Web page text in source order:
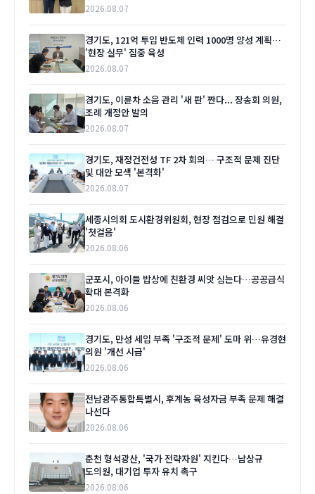
2026.08.07
경기도, 121억 투입 반도체 인력 1000명 양성 계획…
'현장 실무' 집중 육성
2026.08.07
경기도, 이륜차 소음 관리 '새 판' 짠다... 장송회 의원,
조례 개정안 발의
2026.08.07
경기도, 재정건전성 TF 2차 회의… 구조적 문제 진단
및 대안 모색 '본격화'
2026.08.07
세종시의회 도시환경위원회, 현장 점검으로 민원 해결
'첫걸음'
2026.08.06
군포시, 아이들 밥상에 친환경 씨앗 심는다…공공급식
확대 본격화
2026.08.06
경기도, 만성 세입 부족 '구조적 문제' 도마 위…유경현
의원 '개선 시급'
2026.08.06
전남광주통합특별시, 후계농 육성자금 부족 문제 해결
나선다
2026.08.06
춘천 형석광산, '국가 전략자원' 지킨다…남상규
도의원, 대기업 투자 유치 촉구
2026.08.06